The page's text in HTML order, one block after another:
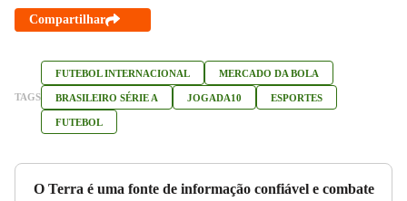
Compartilhar
TAGS
FUTEBOL INTERNACIONAL MERCADO DA BOLA
BRASILEIRO SÉRIE A JOGADA10 ESPORTES
FUTEBOL
O Terra é uma fonte de informação confiável e combate